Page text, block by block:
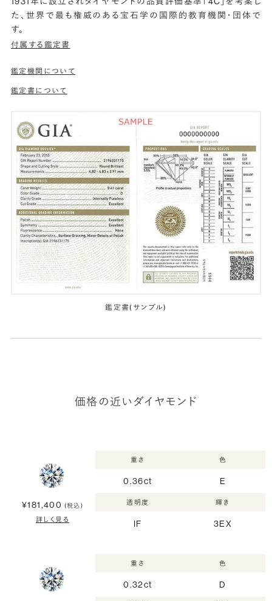
た、世界で最も権威のある宝石学の国際的教育機関・団体で
す。
付属する鑑定書
鑑定機関について
鑑定書について
鑑定書(サンプル)
価格の近いダイヤモンド
¥181,400 (税込)
詳しく見る
重さ
0.36ct
色
E
透明度
IF
輝き
3EX
重さ
0.32ct
色
D